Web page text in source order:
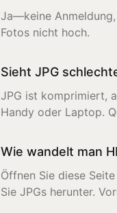
Ja—keine
Fotos nicht hoch.
Sieht JPG
JPG ist komprimiert,
Handy oder Laptop.
Wie wandelt man
Öffnen Sie diese
Sie JPGs herunter.